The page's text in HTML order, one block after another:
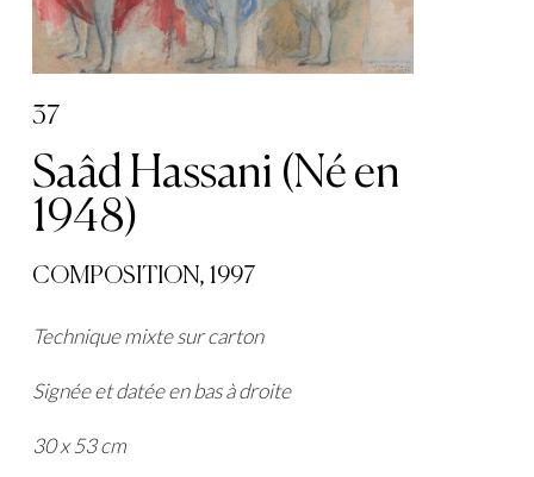
37
Saâd Hassani (Né en
1948)
COMPOSITION, 1997
Technique mixte sur carton
Signée et datée en bas à droite
30 x 53 cm